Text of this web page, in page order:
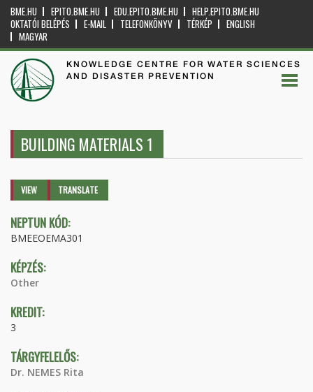
BME.HU EPITO.BME.HU EDU.EPITO.BME.HU
HELP.EPITO.BME.HU
OKTATÓI BELÉPÉS
E-MAIL TELEFONKÖNYV TÉRKÉP
ENGLISH
MAGYAR
KNOWLEDGE CENTRE FOR WATER SCIENCES
AND DISASTER PREVENTION
BUILDING MATERIALS 1
Primary tabs
VIEW (ACTIVETRANSLATE
NEPTUN KÓD:
BMEEOEMA301
KÉPZÉS:
Other
KREDIT:
3
TÁRGYFELELŐS:
Dr. NEMES Rita